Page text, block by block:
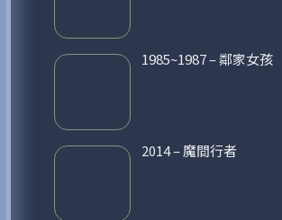
1985~1987 – 鄰家女孩
2014 – 魔間行者